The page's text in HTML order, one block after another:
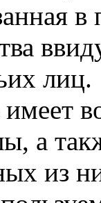
в
лиц.
а
из